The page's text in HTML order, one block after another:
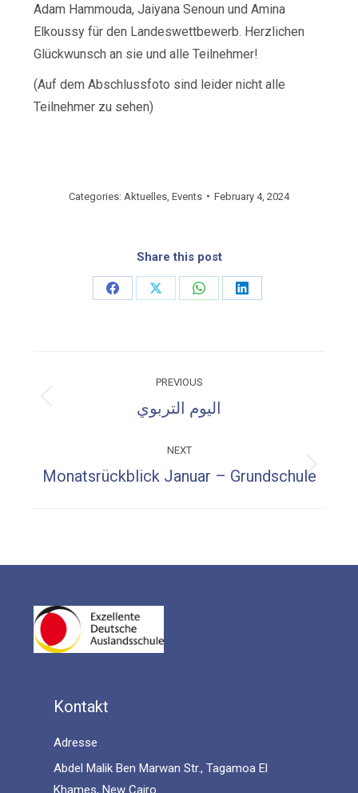
Adam Hammouda, Jaiyana Senoun und Amina
Elkoussy für den Landeswettbewerb. Herzlichen
Glückwunsch an sie und alle Teilnehmer!
(Auf dem Abschlussfoto sind leider nicht alle
Teilnehmer zu sehen)
Categories: Aktuelles Events February 4, 2024
Share this post
Share
Share
Share
Share
navigation
PREVIOUS
Previous
اليوم التربوي
NEXT
Next
Monatsrückblick Januar – Grundschule
Kontakt
Adresse
Abdel Malik Ben Marwan Str., Tagamoa El
Khames, New Cairo